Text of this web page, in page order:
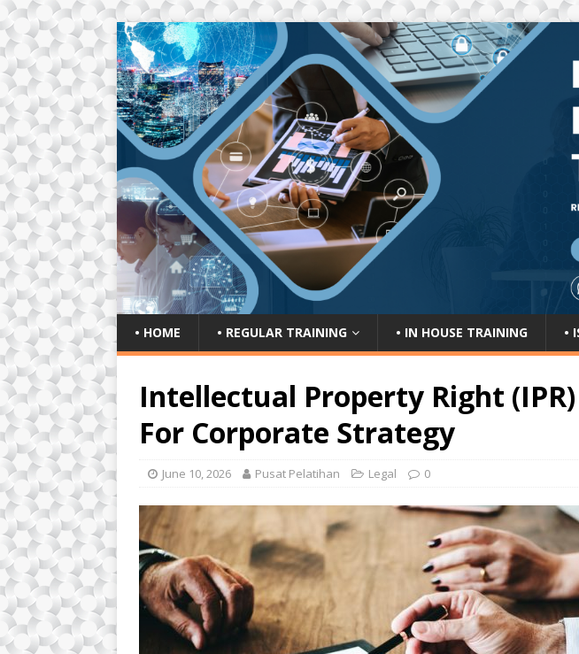
• HOME • REGULAR TRAINING • IN HOUSE TRAINING •
Intellectual Property Right
For Corporate Strategy
June 10, 2026 Pusat Pelatihan Legal 0